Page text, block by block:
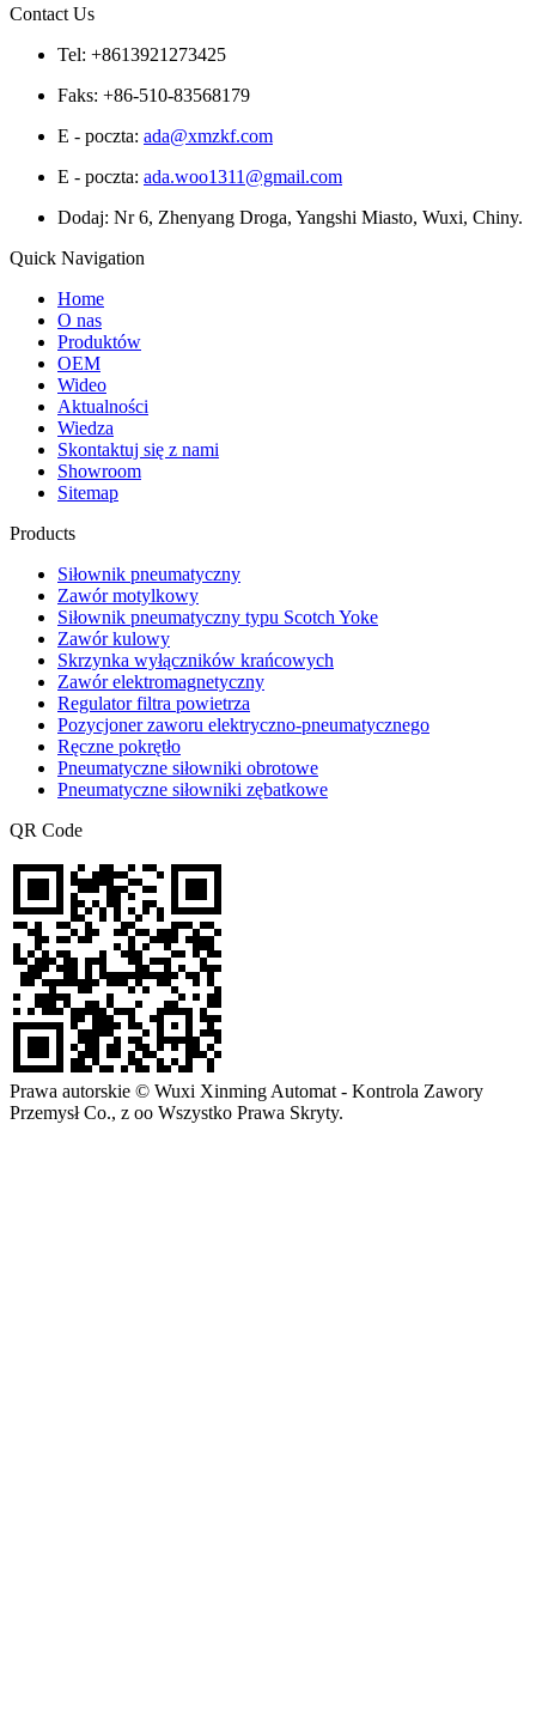
Contact Us
Tel: +8613921273425
Faks: +86-510-83568179
E - poczta: ada@xmzkf.com
E - poczta: ada.woo1311@gmail.com
Dodaj: Nr 6, Zhenyang Droga, Yangshi Miasto, Wuxi, Chiny.
Quick Navigation
Home
O nas
Produktów
OEM
Wideo
Aktualności
Wiedza
Skontaktuj się z nami
Showroom
Sitemap
Products
Siłownik pneumatyczny
Zawór motylkowy
Siłownik pneumatyczny typu Scotch Yoke
Zawór kulowy
Skrzynka wyłączników krańcowych
Zawór elektromagnetyczny
Regulator filtra powietrza
Pozycjoner zaworu elektryczno-pneumatycznego
Ręczne pokrętło
Pneumatyczne siłowniki obrotowe
Pneumatyczne siłowniki zębatkowe
QR Code
Prawa autorskie © Wuxi Xinming Automat - Kontrola Zawory
Przemysł Co., z oo Wszystko Prawa Skryty.